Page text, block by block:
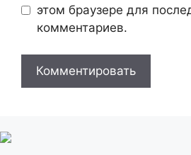
этом браузере для
комментариев.